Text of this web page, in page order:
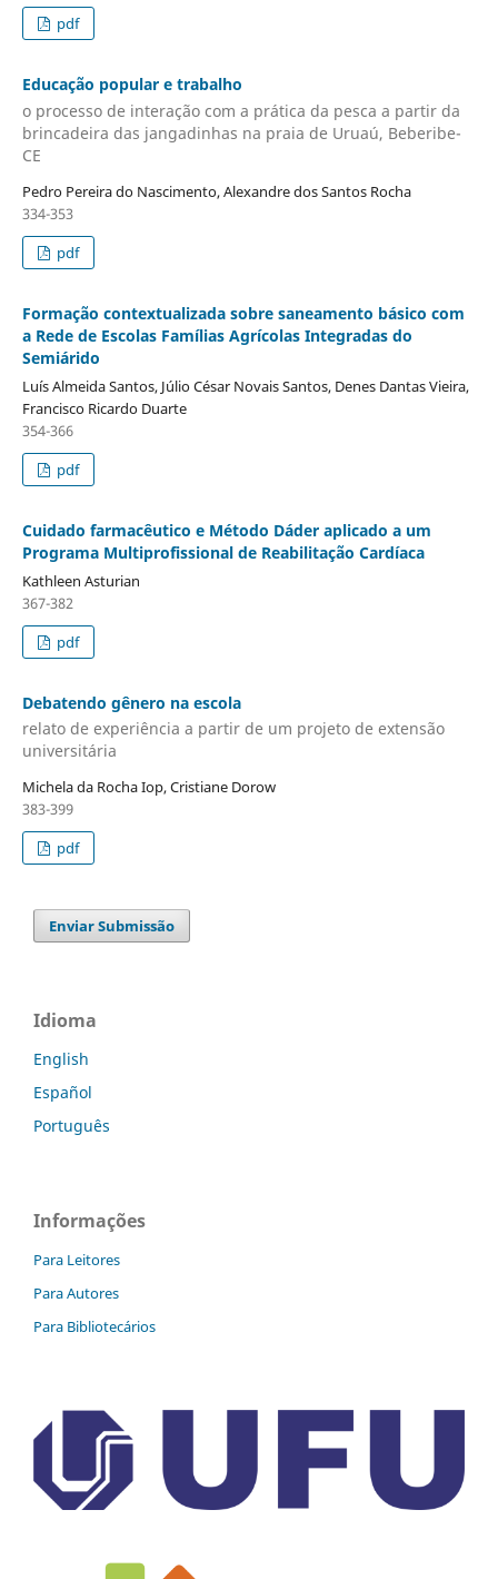
pdf
Educação popular e trabalho
o processo de interação com a prática da pesca a partir da
brincadeira das jangadinhas na praia de Uruaú, Beberibe-
CE
Pedro Pereira do Nascimento, Alexandre dos Santos Rocha
334-353
pdf
Formação contextualizada sobre saneamento básico com
a Rede de Escolas Famílias Agrícolas Integradas do
Semiárido
Luís Almeida Santos, Júlio César Novais Santos, Denes Dantas Vieira,
Francisco Ricardo Duarte
354-366
pdf
Cuidado farmacêutico e Método Dáder aplicado a um
Programa Multiprofissional de Reabilitação Cardíaca
Kathleen Asturian
367-382
pdf
Debatendo gênero na escola
relato de experiência a partir de um projeto de extensão
universitária
Michela da Rocha Iop, Cristiane Dorow
383-399
pdf
Enviar Submissão
Idioma
English
Español
Português
Informações
Para Leitores
Para Autores
Para Bibliotecários